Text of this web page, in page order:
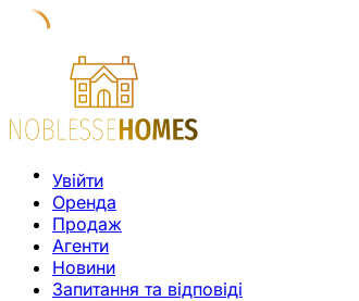
Увійти
Оренда
Продаж
Агенти
Новини
Запитання та відповіді